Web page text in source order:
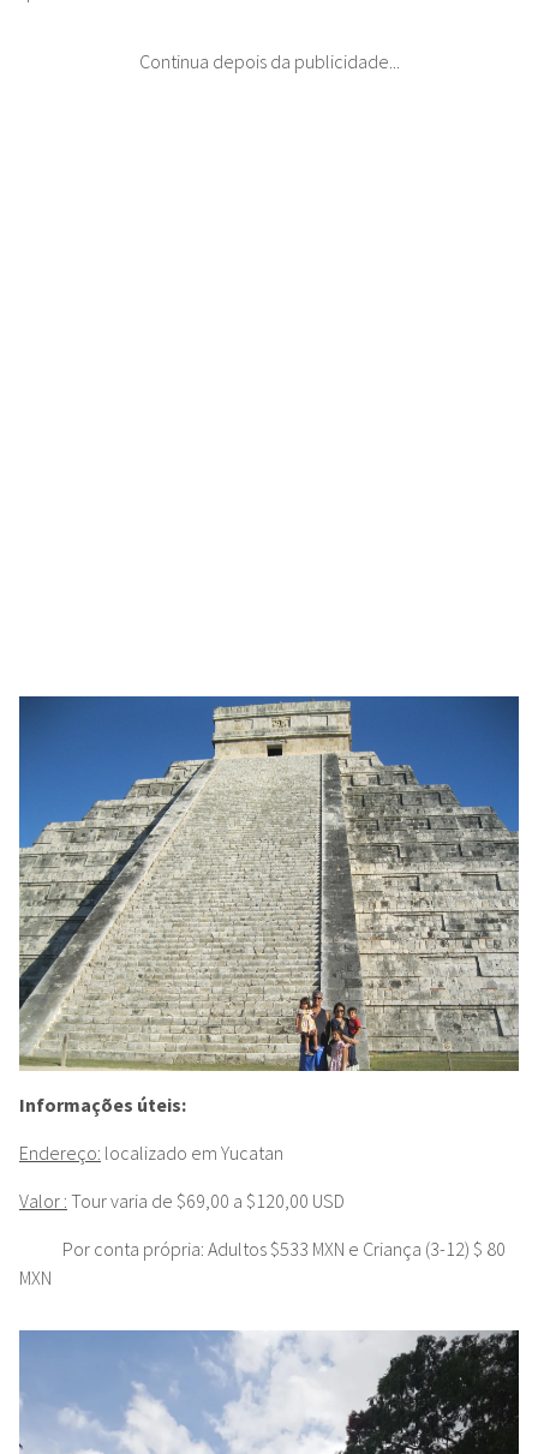
Continua depois da publicidade...
Informações úteis:
Endereço: localizado em Yucatan
Valor : Tour varia de $69,00 a $120,00 USD
Por conta própria: Adultos $533 MXN e Criança (3-12) $ 80
MXN